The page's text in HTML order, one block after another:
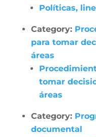
Políticas,
Category:
para tomar
áreas
tomar
áreas
Category:
documental